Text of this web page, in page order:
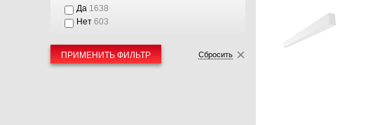
Да 1638
Нет 603
ПРИМЕНИТЬ ФИЛЬТР Сбросить